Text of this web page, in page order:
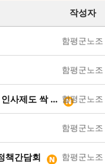
작성자
함평군노조
함평군노조
사제도 싹 ... 함평군노조
함평군노조
책간담회 함평군노조